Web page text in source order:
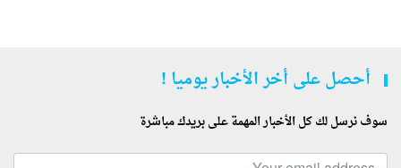
أحصل على أخر الأخبار يوميا !
سوف نرسل لك كل الأخبار المهمة على بريدك مباشرة